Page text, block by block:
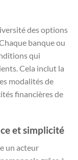
des options
banque ou
qui
Cela inclut la
modalités de
financières de
et simplicité
un acteur